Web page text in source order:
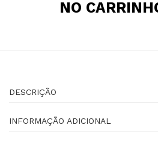
NO
DESCRIÇÃO
INFORMAÇÃO ADICIONAL